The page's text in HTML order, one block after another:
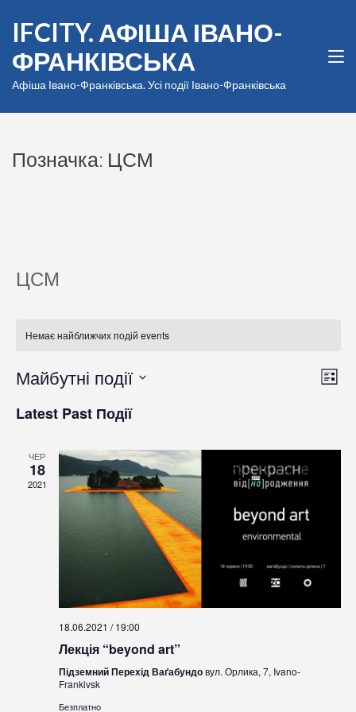
вмісту
(натисніть
Enter)
IFCITY. АФІША ІВАНО-
ФРАНКІВСЬКА
Афіша Івано-Франківська. Усі події Івано-Франківська
Позначка: ЦСМ
ЦСМ
Немає найближчих подій events
Майбутні події
дату.
Latest Past Події
ЧЕР
18
2021
18.06.2021 / 19:00
Лекція “beyond art”
Підземний Перехід Ваґабундовул. Орлика, 7, Ivano-
Frankivsk
Безплатно